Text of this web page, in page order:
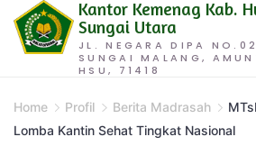
Skip
JL. NEGARA DIPA
SUNGAI MALANG,
HSU, 71418
Kantor Kemenag Kab.
Sungai Utara
Home Profil Berita Madrasah
Lomba Kantin Sehat Tingkat Nasional